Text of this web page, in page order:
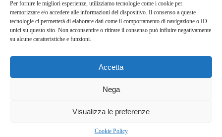
Per fornire le migliori esperienze, utilizziamo tecnologie come i cookie per
memorizzare e/o accedere alle informazioni del dispositivo. Il consenso a queste
tecnologie ci permetterà di elaborare dati come il comportamento di navigazione o ID
unici su questo sito. Non acconsentire o ritirare il consenso può influire negativamente
su alcune caratteristiche e funzioni.
Accetta
Nega
Visualizza le preferenze
Cookie Policy
About this website
Orbitare ogni giorno trova per te le notizie più rilevanti in
ambito space economy.
Address:
VIA USODIMARE 3 - 37138 - VERONA (VR)
redazione@bullet-network.com
bullet-network.com
Bullet - Dynamic Solutions Srl P.IVA 02954300238 – REA